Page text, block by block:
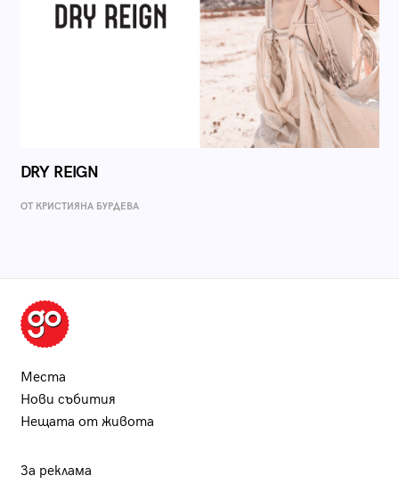
DRY REIGN
ОТ КРИСТИЯНА БУРДЕВА
Места
Нови събития
Нещата от живота
За реклама